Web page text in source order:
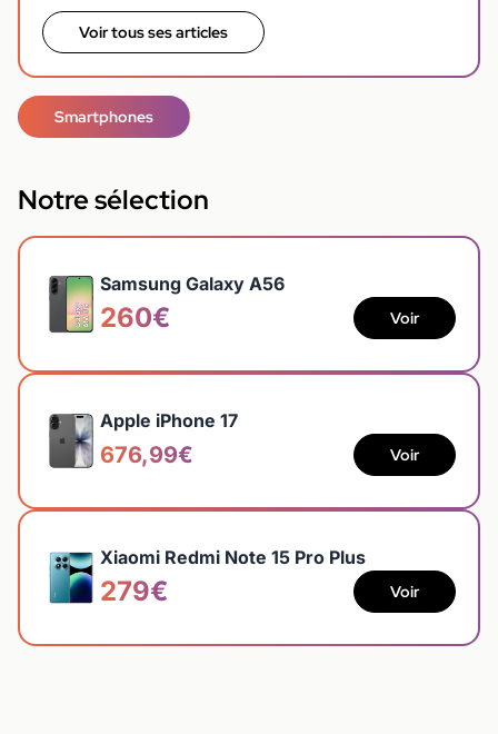
Voir tous ses articles
Smartphones
Notre sélection
Samsung Galaxy A56
260€ Voir
Apple iPhone 17
676,99€ Voir
Xiaomi Redmi Note 15 Pro Plus
279€ Voir